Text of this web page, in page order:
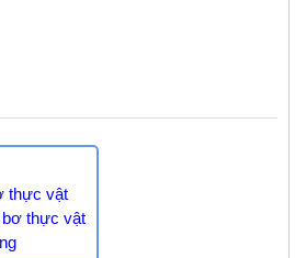
thực vật
bơ thực vật